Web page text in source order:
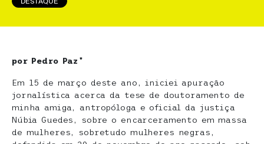
por Pedro Paz*
Em 15 de março deste ano, iniciei apuração
jornalística acerca da tese de doutoramento de
minha amiga, antropóloga e oficial da justiça
Núbia Guedes, sobre o encarceramento em massa
de mulheres, sobretudo mulheres negras,